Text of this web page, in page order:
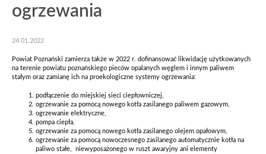
ogrzewania
24.01.2022
Powiat Poznański zamierza także w 2022 r. dofinansować likwidację użytkowanych
na terenie powiatu poznańskiego pieców opalanych węglem i innym paliwem
stałym oraz zamianę ich na proekologiczne systemy ogrzewania:
podłączenie do miejskiej sieci ciepłowniczej,
ogrzewanie za pomocą nowego kotła zasilanego paliwem gazowym,
ogrzewanie elektryczne,
pompa ciepła,
ogrzewanie za pomocą nowego kotła zasilanego olejem opałowym,
ogrzewanie za pomocą nowoczesnego zasilanego automatycznie kotła na
paliwo stałe, niewyposażonego w ruszt awaryjny ani elementy